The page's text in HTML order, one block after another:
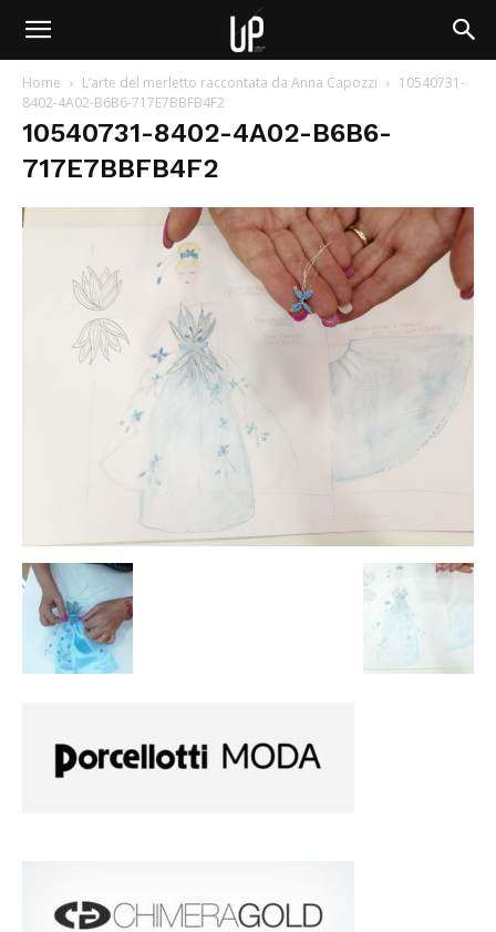
Home L’arte del merletto raccontata da Anna Capozzi
10540731-
8402-4A02-B6B6-717E7BBFB4F2
10540731-8402-4A02-B6B6-
717E7BBFB4F2